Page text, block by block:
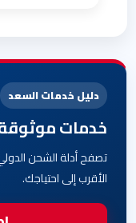
دليل خدمات السعد
خدمات
تصفح أدلة الشحن
الأقرب إلى احتياجك.